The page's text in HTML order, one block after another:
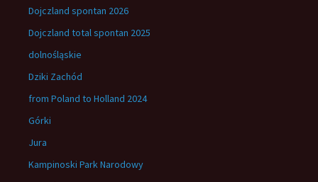
Dojczland spontan 2026
Dojczland total spontan 2025
dolnośląskie
Dziki Zachód
from Poland to Holland 2024
Górki
Jura
Kampinoski Park Narodowy